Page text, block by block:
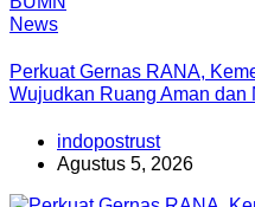
News
Perkuat Gernas RANA,
Wujudkan Ruang Aman dan
indopostrust
Agustus 5, 2026